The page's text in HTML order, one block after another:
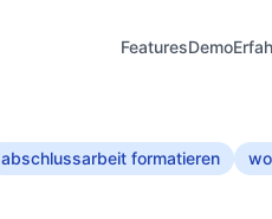
FeaturesDemo
abschlussarbeit formatieren